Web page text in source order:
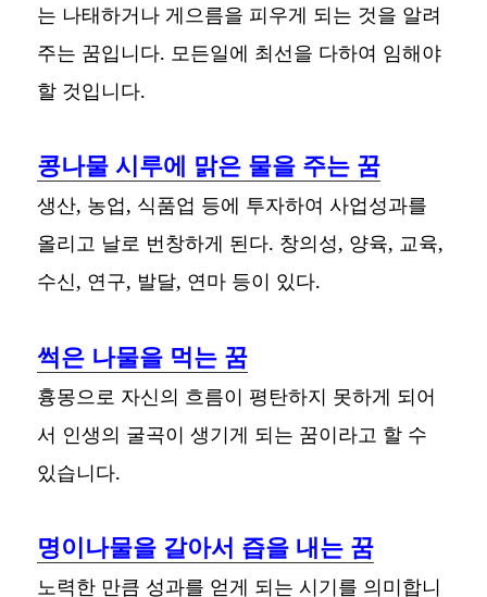
는 나태하거나 게으름을 피우게 되는 것을 알려
주는 꿈입니다. 모든일에 최선을 다하여 임해야
할 것입니다.
콩나물 시루에 맑은 물을 주는 꿈
생산, 농업, 식품업 등에 투자하여 사업성과를
올리고 날로 번창하게 된다. 창의성, 양육, 교육,
수신, 연구, 발달, 연마 등이 있다.
썩은 나물을 먹는 꿈
흉몽으로 자신의 흐름이 평탄하지 못하게 되어
서 인생의 굴곡이 생기게 되는 꿈이라고 할 수
있습니다.
명이나물을 갈아서 즙을 내는 꿈
노력한 만큼 성과를 얻게 되는 시기를 의미합니